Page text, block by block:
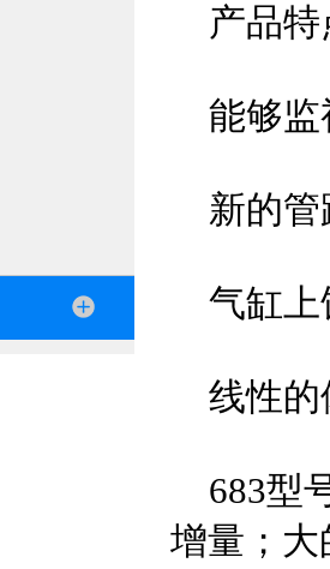
产品特
能够监
新的管
气缸上
线性的
683型
增量；大